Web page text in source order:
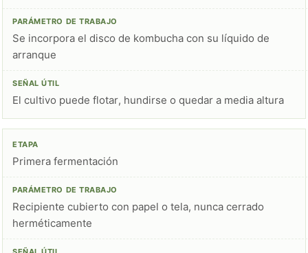
Se incorpora el disco de kombucha con su líquido de
arranque
El cultivo puede flotar, hundirse o quedar a media altura
Primera fermentación
Recipiente cubierto con papel o tela, nunca cerrado
herméticamente